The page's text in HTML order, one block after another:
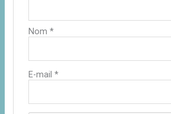
Nom *
E-mail *